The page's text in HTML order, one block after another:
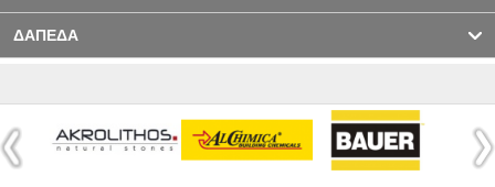
ΔΑΠΕΔΑ